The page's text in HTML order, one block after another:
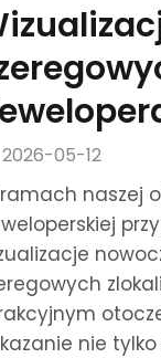
2026-05-12
naszej
nie tylko